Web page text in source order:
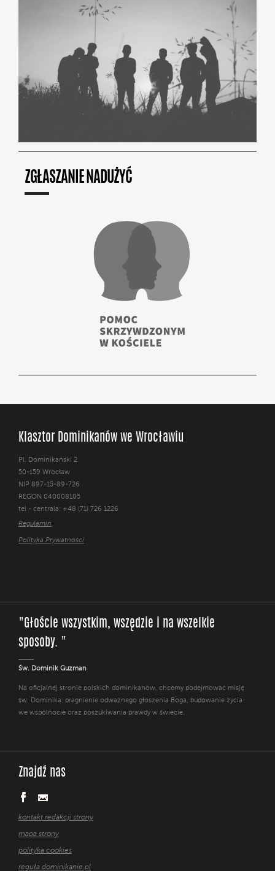
ZGŁASZANIE NADUŻYĆ
Klasztor Dominikanów we Wrocławiu
Pl. Dominikański 2
50-159 Wrocław
NIP 897-15-89-726
REGON 040008105
tel - centrala: +48 (71) 726 1226
Regulamin
Polityka Prywatności
"Głoście wszystkim, wszędzie i na wszelkie
sposoby. "
Św. Dominik Guzman
Na oficjalnej stronie polskich dominikanów, chcemy podejmować misję
św. Dominika: pragnienie odważnego głoszenia Boga, budowanie życia
we wspólnocie oraz poszukiwania prawdy w świecie.
Znajdź nas
kontakt redakcji strony
mapa strony
polityka cookies
reguła dominikanie.pl